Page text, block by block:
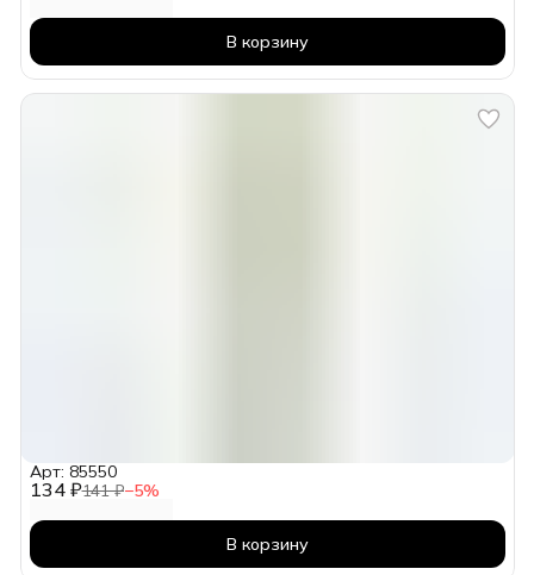
В корзину
134 ₽141 ₽−5%
Арт: 85550
В корзину